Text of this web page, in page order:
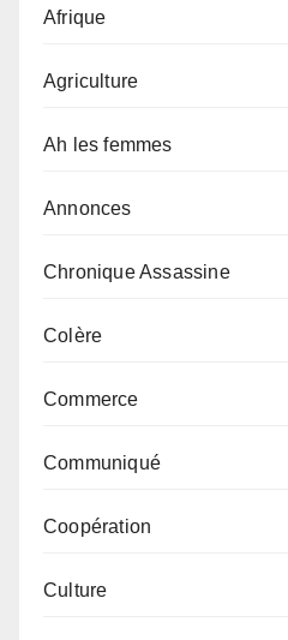
Afrique
Agriculture
Ah les femmes
Annonces
Chronique Assassine
Colère
Commerce
Communiqué
Coopération
Culture